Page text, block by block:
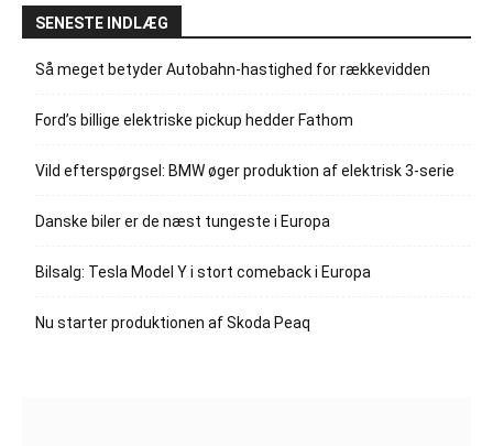
SENESTE INDLÆG
Så meget betyder Autobahn-hastighed for rækkevidden
Ford’s billige elektriske pickup hedder Fathom
Vild efterspørgsel: BMW øger produktion af elektrisk 3-serie
Danske biler er de næst tungeste i Europa
Bilsalg: Tesla Model Y i stort comeback i Europa
Nu starter produktionen af Skoda Peaq